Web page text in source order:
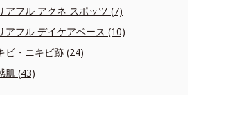
アフル アクネ スポッツ (7)
アフル デイケアベース (10)
ビ・ニキビ跡 (24)
肌 (43)